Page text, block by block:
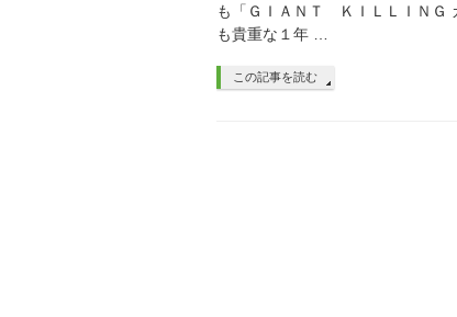
も「ＧＩＡＮＴ ＫＩＬＬＩＮＧ
も貴重な１年 …
この記事を読む